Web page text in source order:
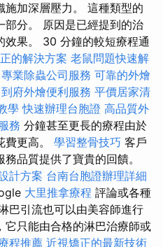
加深層壓力。 這種類型的
部分。 原因是已經提到的治
效果。 30 分鐘的較短療程通
的解決方案 老鼠問題快速解
專業除蟲公司服務 可靠的外燴
到府外燴便利服務 平價居家清
學 快速辦理台胞證 高品質外
務 分鐘甚至更長的療程由於
更高。 學習整骨技巧 客戶
品質提供了寶貴的回饋。
計方案 台南台胞證辦理詳細
大里推拿療程 評論或各種
巴引流也可以由美容師進行
只能由合格的淋巴治療師或
程推薦 近視矯正的最新技術